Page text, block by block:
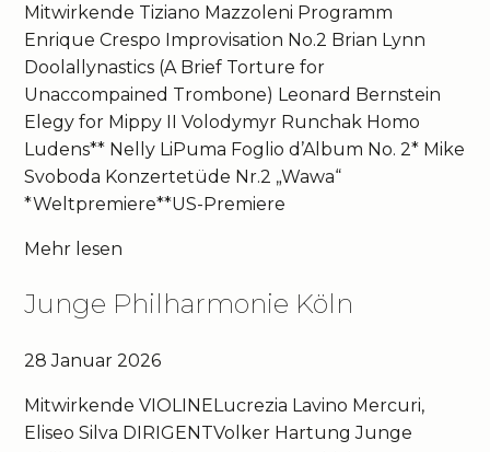
Mitwirkende Tiziano Mazzoleni Programm
Enrique Crespo Improvisation No.2 Brian Lynn
Doolallynastics (A Brief Torture for
Unaccompained Trombone) Leonard Bernstein
Elegy for Mippy II Volodymyr Runchak Homo
Ludens** Nelly LiPuma Foglio d’Album No. 2* Mike
Svoboda Konzertetüde Nr.2 „Wawa“
*Weltpremiere**US-Premiere
Mehr lesen
Junge Philharmonie Köln
28 Januar 2026
Mitwirkende VIOLINELucrezia Lavino Mercuri,
Eliseo Silva DIRIGENTVolker Hartung Junge